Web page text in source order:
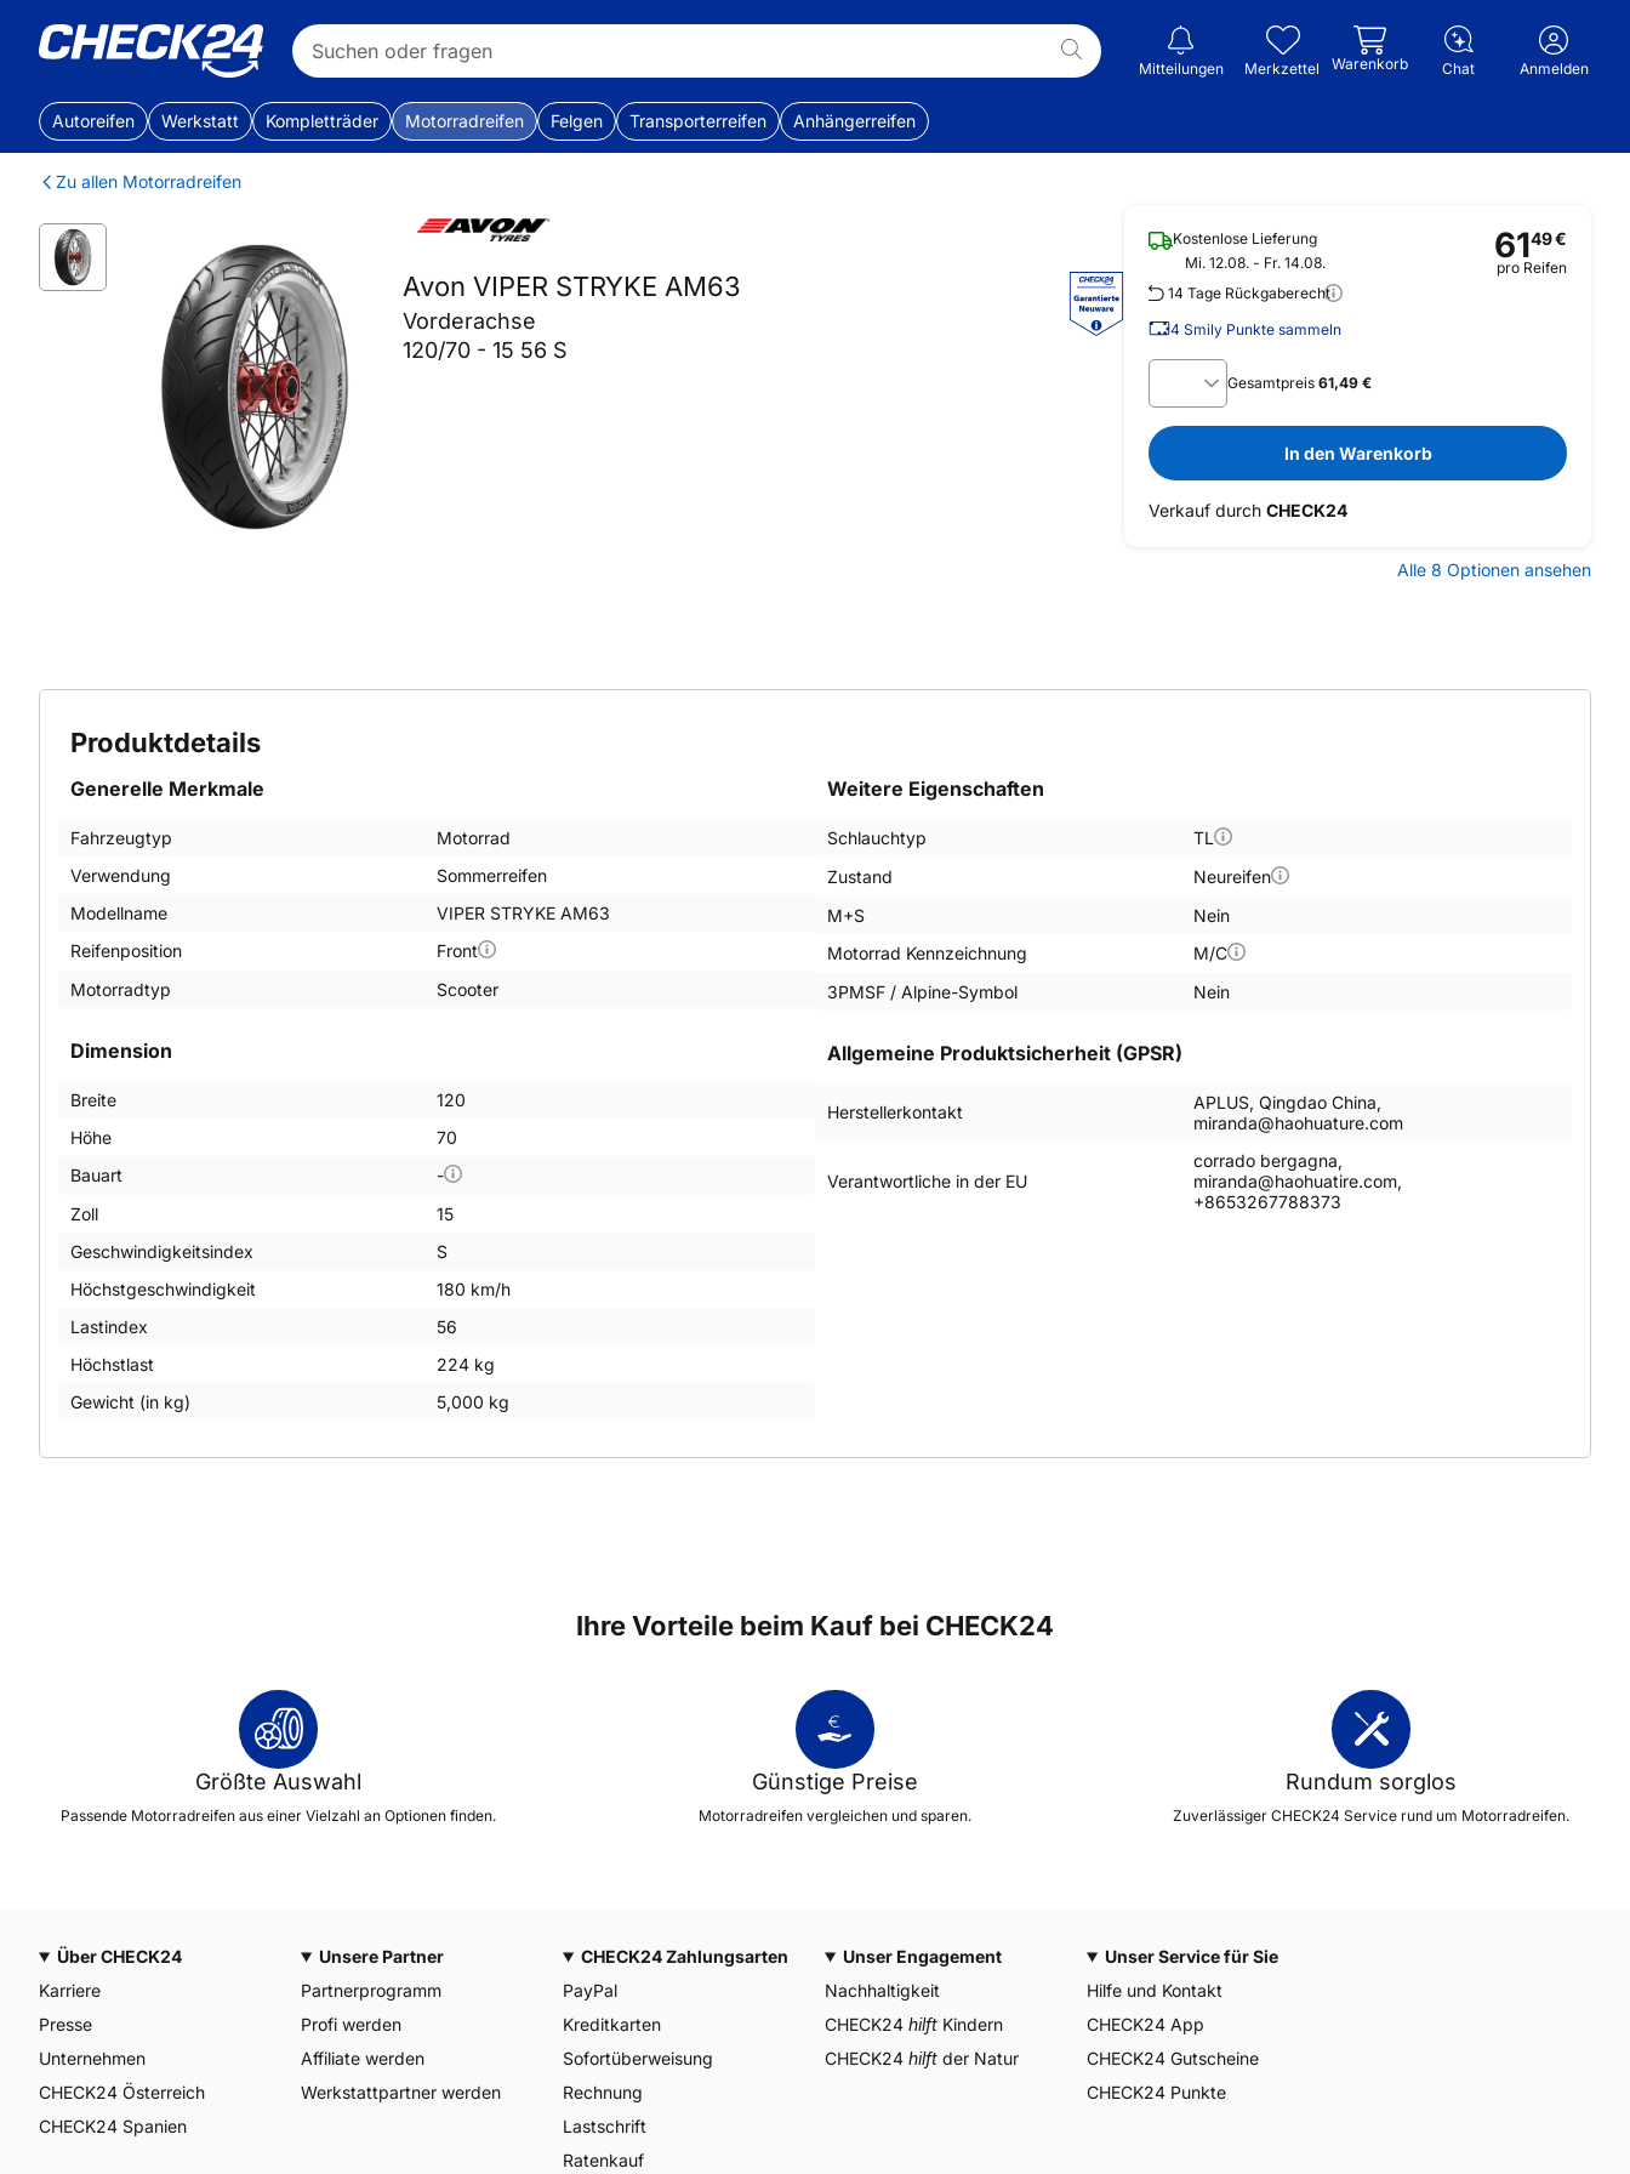
Mitteilungen Merkzettel Warenkorb Chat Anmelden
Autoreifen Werkstatt Kompletträder Motorradreifen Felgen Transporterreifen Anhängerreifen
Zu allen Motorradreifen
Avon VIPER STRYKE AM63
Vorderachse
120/70 - 15 56 S
Kostenlose Lieferung
Mi. 12.08. - Fr. 14.08.
14 Tage Rückgaberecht
4 Smily Punkte sammeln
6149€
pro Reifen
Gesamtpreis 61,49 €
In den Warenkorb
Verkauf durch CHECK24
Alle 8 Optionen ansehen
Produktdetails
Dimension
Breite
120
Höhe
70
Bauart
-
Zoll
15
Geschwindigkeitsindex
S
Höchstgeschwindigkeit
180 km/h
Lastindex
56
Höchstlast
224 kg
Gewicht (in kg)
5,000 kg
Generelle Merkmale
Fahrzeugtyp
Motorrad
Verwendung
Sommerreifen
Modellname
VIPER STRYKE AM63
Reifenposition
Front
Motorradtyp
Scooter
Weitere Eigenschaften
Schlauchtyp
TL
Zustand
Neureifen
M+S
Nein
Motorrad Kennzeichnung
M/C
3PMSF / Alpine-Symbol
Nein
Allgemeine Produktsicherheit (GPSR)
Herstellerkontakt
APLUS, Qingdao China,
miranda@haohuature.com
Verantwortliche in der EU
corrado bergagna,
miranda@haohuatire.com,
+8653267788373
Ihre Vorteile beim Kauf bei CHECK24
Größte Auswahl
Passende Motorradreifen aus einer Vielzahl an Optionen finden.
Günstige Preise
Motorradreifen vergleichen und sparen.
Rundum sorglos
Zuverlässiger CHECK24 Service rund um Motorradreifen.
Über CHECK24
Karriere
Presse
Unternehmen
CHECK24 Österreich
CHECK24 Spanien
Unsere Partner
Partnerprogramm
Profi werden
Affiliate werden
Werkstattpartner werden
CHECK24 Zahlungsarten
PayPal
Kreditkarten
Sofortüberweisung
Rechnung
Lastschrift
Ratenkauf
Unser Engagement
Nachhaltigkeit
CHECK24 hilft Kindern
CHECK24 hilft der Natur
Unser Service für Sie
Hilfe und Kontakt
CHECK24 App
CHECK24 Gutscheine
CHECK24 Punkte